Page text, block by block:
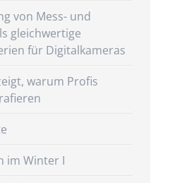
von Mess- und
gleichwertige
für Digitalkameras
warum Profis
im Winter I